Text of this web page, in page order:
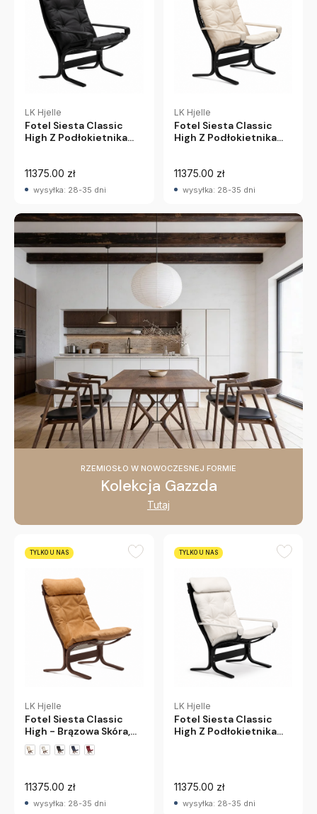
LK Hjelle
Fotel Siesta Classic
High Z Podłokietnikami
11375.00 zł
wysyłka: 28-35 dni
RZEMIOSŁO W NOWOCZESNEJ FORMIE
Kolekcja Gazzda
Tutaj
LK Hjelle
Fotel Siesta Classic
High Z Podłokietnikami
11375.00 zł
wysyłka: 28-35 dni
TYLKO U NAS
LK Hjelle
Fotel Siesta Classic
High - Brązowa Skóra,
Przydymiony Dąb Lk
Hjelle
11375.00 zł
wysyłka: 28-35 dni
TYLKO U NAS
LK Hjelle
Fotel Siesta Classic
High Z Podłokietnikami
11375.00 zł
wysyłka: 28-35 dni